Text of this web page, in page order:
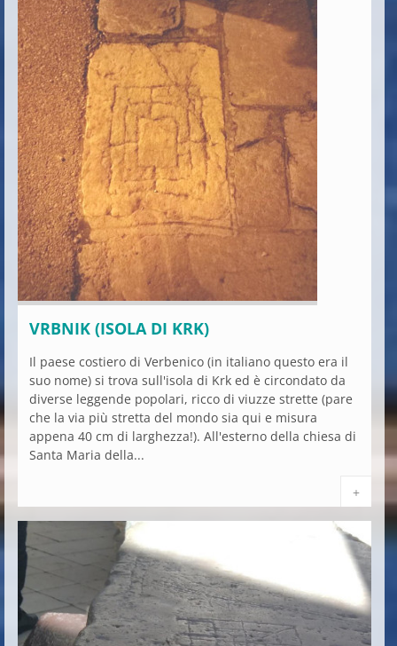
VRBNIK (ISOLA DI KRK)
Il paese costiero di Verbenico (in italiano questo era il
suo nome) si trova sull'isola di Krk ed è circondato da
diverse leggende popolari, ricco di viuzze strette (pare
che la via più stretta del mondo sia qui e misura
appena 40 cm di larghezza!). All'esterno della chiesa di
Santa Maria della...
+